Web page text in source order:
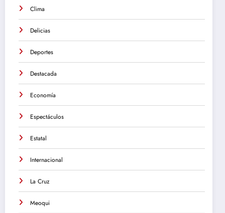
Clima
Delicias
Deportes
Destacada
Economía
Espectáculos
Estatal
Internacional
La Cruz
Meoqui